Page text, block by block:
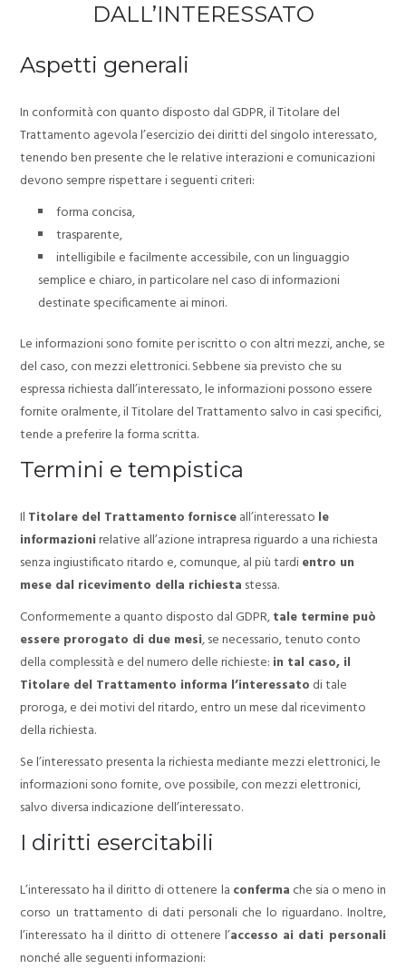
DALL’INTERESSATO
Aspetti generali
In conformità con quanto disposto dal GDPR, il Titolare del
Trattamento agevola l’esercizio dei diritti del singolo interessato,
tenendo ben presente che le relative interazioni e comunicazioni
devono sempre rispettare i seguenti criteri:
forma concisa,
trasparente,
intelligibile e facilmente accessibile, con un linguaggio
semplice e chiaro, in particolare nel caso di informazioni
destinate specificamente ai minori.
Le informazioni sono fornite per iscritto o con altri mezzi, anche, se
del caso, con mezzi elettronici.Sebbene sia previsto che su
espressa richiesta dall’interessato, le informazioni possono essere
fornite oralmente, il Titolare del Trattamento salvo in casi specifici,
tende a preferire la forma scritta.
Termini e tempistica
Il Titolare del Trattamento fornisceall’interessato le
informazionirelative all’azione intrapresa riguardo a una richiesta
senza ingiustificato ritardo e, comunque, al più tardientro un
mese dal ricevimento della richiesta stessa.
Conformemente a quanto disposto dal GDPR,tale termine può
essere prorogato di due mesi, se necessario, tenuto conto
della complessità e del numero delle richieste: in tal caso, il
Titolare del Trattamento informa l’interessato di tale
proroga, e dei motivi del ritardo, entro un mese dal ricevimento
della richiesta.
Se l’interessato presenta la richiesta mediante mezzi elettronici, le
informazioni sono fornite, ove possibile, con mezzi elettronici,
salvo diversa indicazione dell’interessato.
I diritti esercitabili
L’interessato ha il diritto di ottenere la conferma che sia o meno in
corso un trattamento di dati personali che lo riguardano. Inoltre,
l’interessato ha il diritto di ottenere l’accesso ai dati personali
nonché alle seguenti informazioni: